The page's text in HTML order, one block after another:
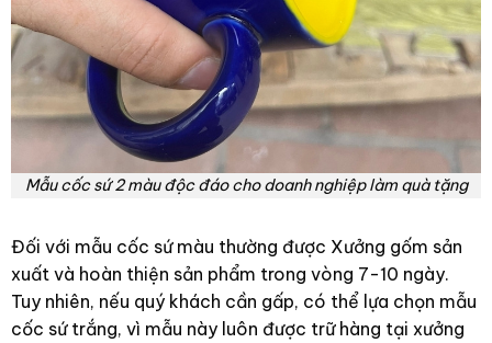
Mẫu cốc sứ 2 màu độc đáo cho doanh nghiệp làm quà tặng
Đối với mẫu cốc sứ màu thường được Xưởng gốm sản
xuất và hoàn thiện sản phẩm trong vòng 7-10 ngày.
Tuy nhiên, nếu quý khách cần gấp, có thể lựa chọn mẫu
cốc sứ trắng, vì mẫu này luôn được trữ hàng tại xưởng